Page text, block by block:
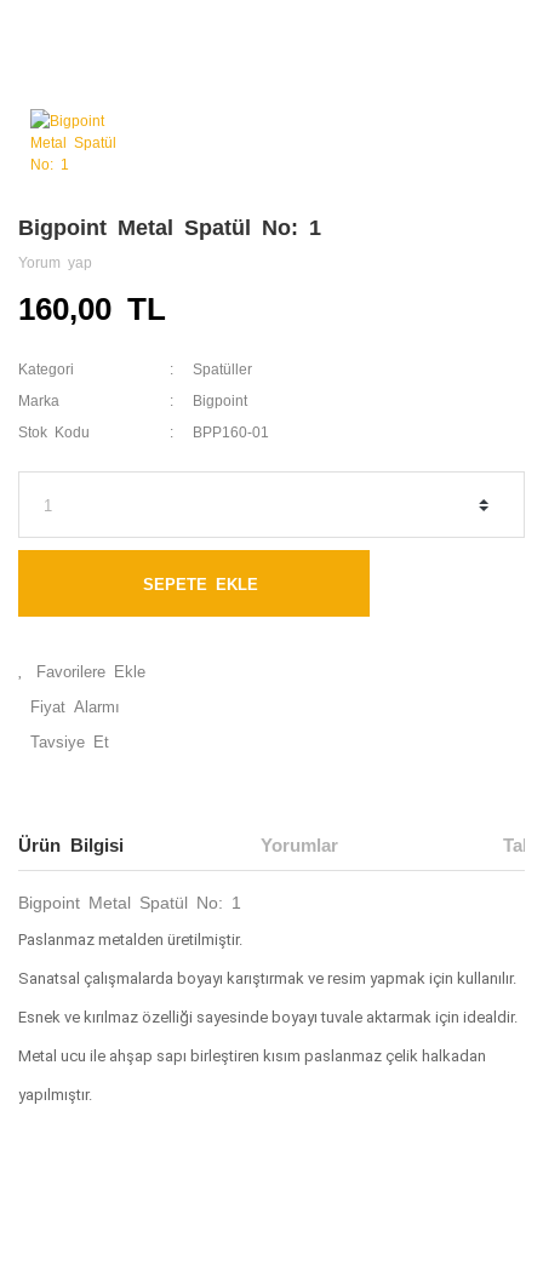
Bigpoint Metal Spatül No: 1
Yorum yap
160,00 TL
Kategori Spatüller
Marka Bigpoint
Stok Kodu BPP160-01
SEPETE EKLE
Fiyat Alarmı
Tavsiye Et
Ürün Bilgisi Yorumlar
Bigpoint Metal Spatül No: 1
Paslanmaz metalden üretilmiştir.
Sanatsal çalışmalarda boyayı karıştırmak ve resim yapmak için kullanılır.
Esnek ve kırılmaz özelliği sayesinde boyayı tuvale aktarmak için idealdir.
Metal ucu ile ahşap sapı birleştiren kısım paslanmaz çelik halkadan
yapılmıştır.